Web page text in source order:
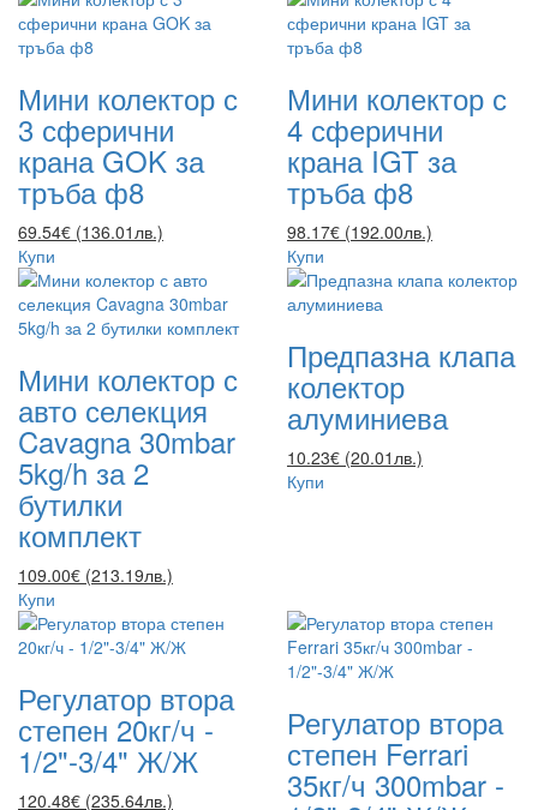
Мини колектор с
3 сферични
крана GOK за
тръба ф8
69.54€ (136.01лв.)
Купи
Мини колектор с
4 сферични
крана IGT за
тръба ф8
98.17€ (192.00лв.)
Купи
Мини колектор с
авто селекция
Cavagna 30mbar
5kg/h за 2
бутилки
комплект
109.00€ (213.19лв.)
Купи
Предпазна клапа
колектор
алуминиева
10.23€ (20.01лв.)
Купи
Регулатор втора
степен 20кг/ч -
1/2"-3/4" Ж/Ж
120.48€ (235.64лв.)
Регулатор втора
степен Ferrari
35кг/ч 300mbar -